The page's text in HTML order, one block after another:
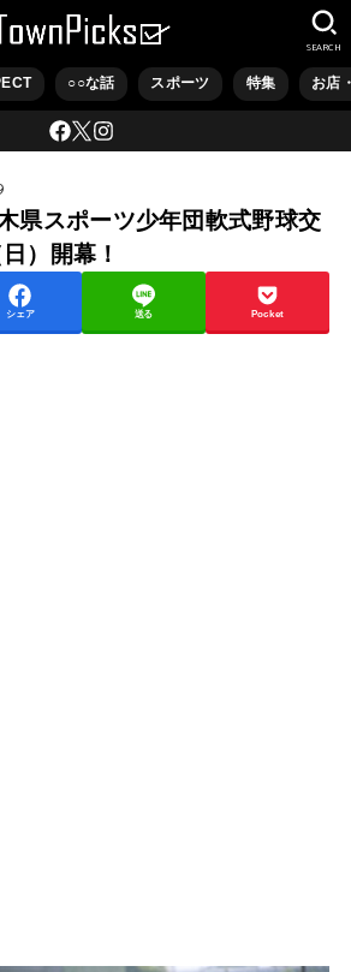
○○な話 スポーツ 特集 お店
SEARCH
県スポーツ少年団軟式野球交
）開幕！
シェア 送る Pocket